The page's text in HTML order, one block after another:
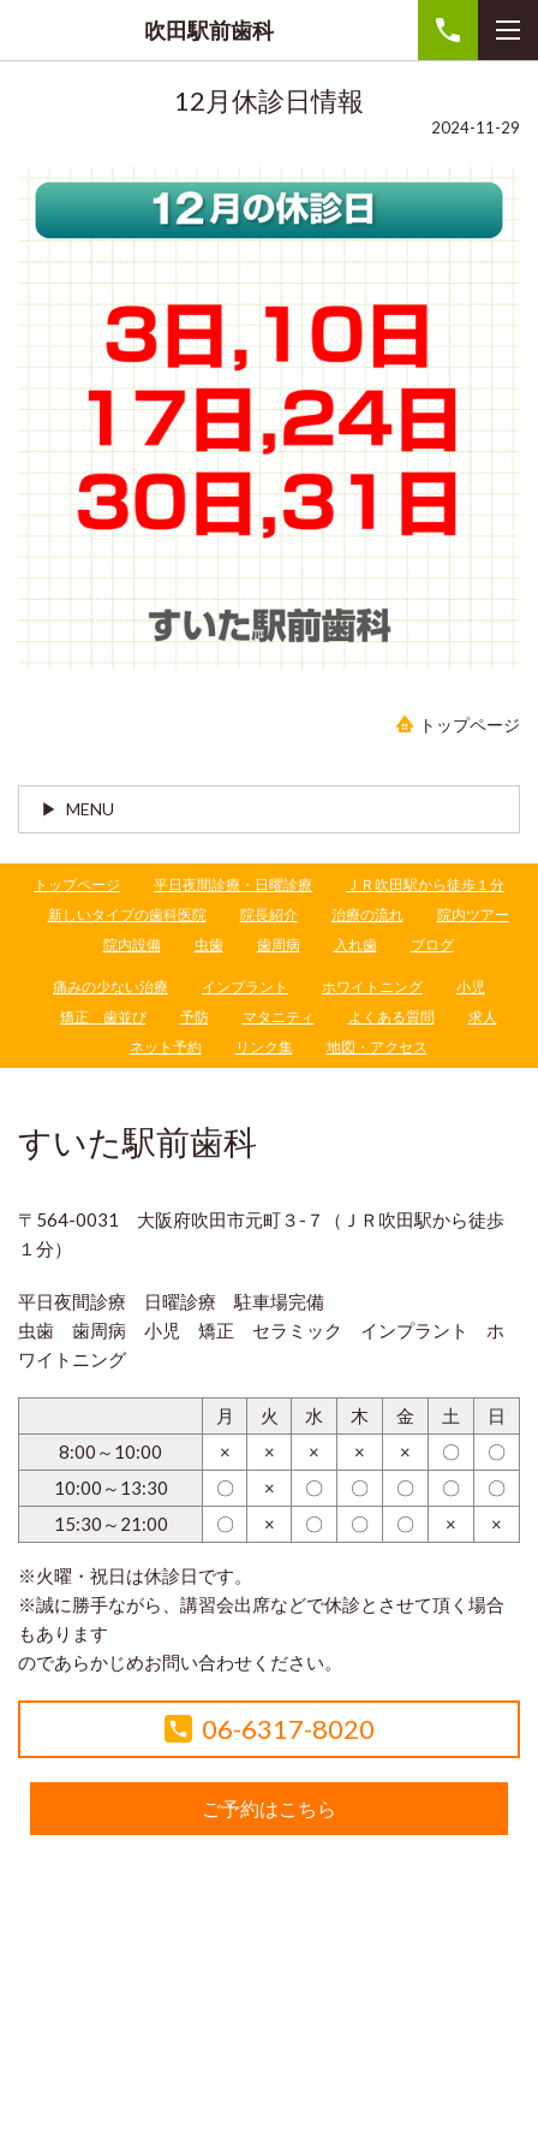
吹田駅前歯科
12月休診日情報
2024-11-29
トップページ
MENU
トップページ 平日夜間診療・日曜診療
ＪＲ吹田駅から徒歩１分
新しいタイプの歯科医院
院長紹介 治療の流れ
院内ツアー
院内設備
虫歯 歯周病 入れ歯 ブログ
痛みの少ない治療 インプラント ホワイトニング
小児
矯正 歯並び
予防 マタニティ よくある質問
求人
ネット予約
リンク集 地図・アクセス
すいた駅前歯科
〒564-0031 大阪府吹田市元町３-７（ＪＲ吹田駅から徒歩
１分）
平日夜間診療 日曜診療 駐車場完備
虫歯 歯周病 小児 矯正 セラミック インプラント ホ
ワイトニング
月 火 水 木 金 土
日
8:00～10:00
× × × × × 〇
〇
10:00～13:30
〇 × 〇 〇 〇 〇
〇
15:30～21:00
〇 × 〇 〇 〇 × ×
※火曜・祝日は休診日です。
※誠に勝手ながら、講習会出席などで休診とさせて頂く場合
もあります
のであらかじめお問い合わせください。
06-6317-8020
ご予約はこちら